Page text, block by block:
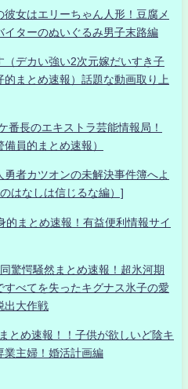
女はエリーちゃん人形！豆腐メ
イターのぬいぐるみ男子末路編
（デカい強い2次元嫁だいすき子
まとめ速報）話題な動画取り上
番長のエキストラ芸能情報局！
員的まとめ速報）
者カツオンの未解決事件簿へよ
はなしは信じるな編）]
まとめ速報！有益便利情報サイ
驚愕騒然まとめ速報！超氷河期
べてを失ったキグナス氷子の愛
出大作戦
とめ速報！！子供が欲しいど陰キ
業主婦！婚活計画編